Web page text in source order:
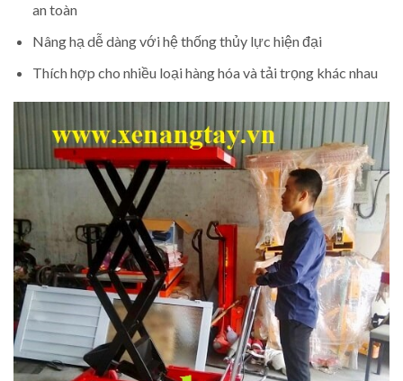
an toàn
Nâng hạ dễ dàng với hệ thống thủy lực hiện đại
Thích hợp cho nhiều loại hàng hóa và tải trọng khác nhau